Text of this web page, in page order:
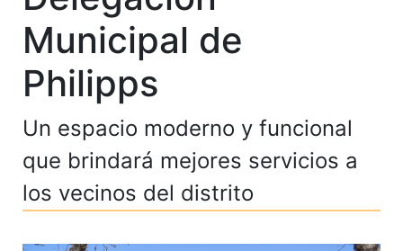
Municipal de
Philipps
Un espacio moderno y funcional
que brindará mejores servicios a
los vecinos del distrito